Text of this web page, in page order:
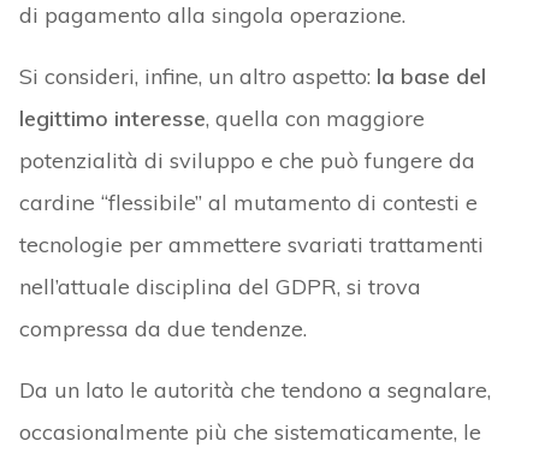
di pagamento alla singola operazione.
Si consideri, infine, un altro aspetto: la base del
legittimo interesse, quella con maggiore
potenzialità di sviluppo e che può fungere da
cardine “flessibile” al mutamento di contesti e
tecnologie per ammettere svariati trattamenti
nell’attuale disciplina del GDPR, si trova
compressa da due tendenze.
Da un lato le autorità che tendono a segnalare,
occasionalmente più che sistematicamente, le